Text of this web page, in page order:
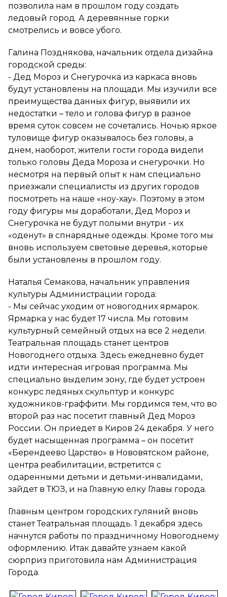
позволила нам в прошлом году создать
ледовый город. А деревянные горки
смотрелись и вовсе убого.
Галина Позднякова, начальник отдела дизайна
городской среды:
- Дед Мороз и Снегурочка из каркаса вновь
будут установлены на площади. Мы изучили все
преимущества данных фигур, выявили их
недостатки – тело и голова фигур в разное
время суток совсем не сочетались. Ночью яркое
туловище фигур оказывалось без головы, а
днем, наоборот, жители гости города видели
только головы Деда Мороза и снегурочки. Но
несмотря на первый опыт к нам специально
приезжали специалисты из других городов
посмотреть на наше «ноу-хау». Поэтому в этом
году фигуры мы доработали, Дед Мороз и
Снегурочка не будут полыми внутри - их
«оденут» в спнарядные одежды. Кроме того мы
вновь используем световые деревья, которые
были установлены в прошлом году.
Наталья Семакова, начальник управления
культуры Администрации города:
- Мы сейчас уходим от новогодних ярмарок.
Ярмарка у нас будет 17 числа. Мы готовим
культурный семейный отдых на все 2 недели.
Театральная площадь станет центров
Новогоднего отдыха. Здесь ежедневно будет
идти интересная игровая программа. Мы
специально выделим зону, где будет устроен
конкурс ледяных скульптур и конкурс
художников-граффити. Мы гордимся тем, что во
второй раз нас посетит главный Дед Мороз
России. Он приедет в Киров 24 декабря. У него
будет насыщенная программа – он посетит
«Берендеево Царство» в Нововятском районе,
центра реабилитации, встретится с
одаренными детьми и детьми-инвалидами,
зайдет в ТЮЗ, и на Главную елку Главы города.
Главным центром городских гуляний вновь
станет Театральная площадь. 1 декабря здесь
начнутся работы по праздничному Новогоднему
оформлению. Итак давайте узнаем какой
сюрприз приготовила нам Администрация
Города.